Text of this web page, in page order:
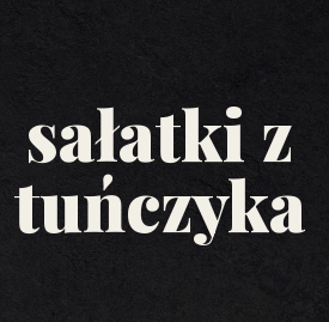
sałatki z
tuńczyka